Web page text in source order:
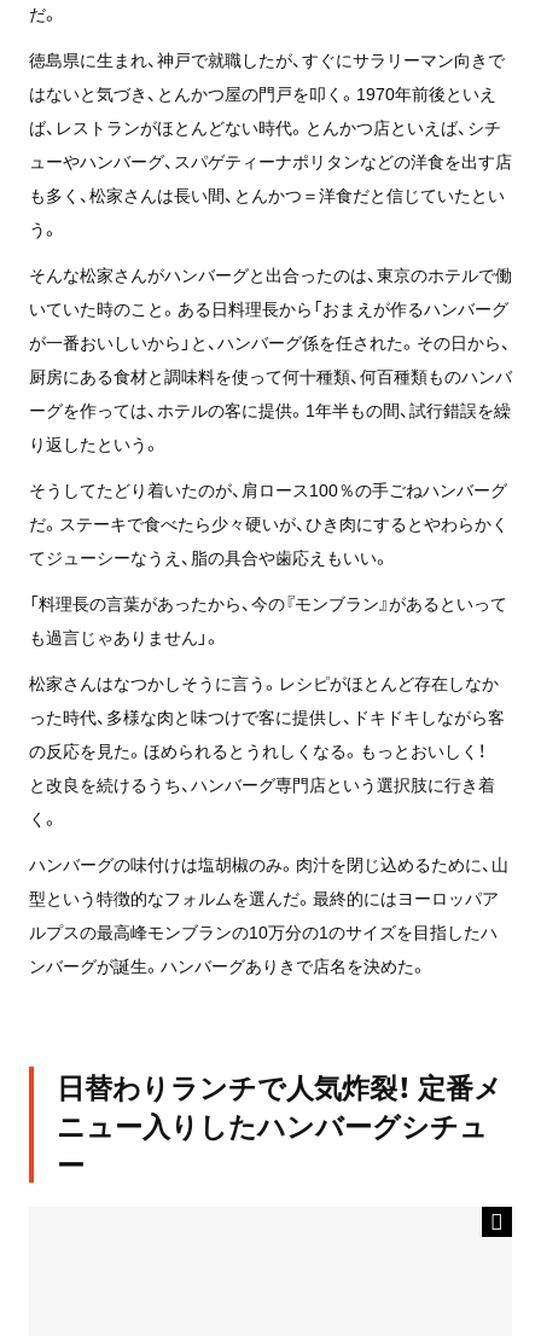
だ。
徳島県に生まれ、神戸で就職したが、すぐにサラリーマン向きで
はないと気づき、とんかつ屋の門戸を叩く。1970年前後といえ
ば、レストランがほとんどない時代。とんかつ店といえば、シチ
ューやハンバーグ、スパゲティーナポリタンなどの洋食を出す店
も多く、松家さんは長い間、とんかつ＝洋食だと信じていたとい
う。
そんな松家さんがハンバーグと出合ったのは、東京のホテルで働
いていた時のこと。ある日料理長から「おまえが作るハンバーグ
が一番おいしいから」と、ハンバーグ係を任された。その日から、
厨房にある食材と調味料を使って何十種類、何百種類ものハンバ
ーグを作っては、ホテルの客に提供。1年半もの間、試行錯誤を繰
り返したという。
そうしてたどり着いたのが、肩ロース100％の手ごねハンバーグ
だ。ステーキで食べたら少々硬いが、ひき肉にするとやわらかく
てジューシーなうえ、脂の具合や歯応えもいい。
「料理長の言葉があったから、今の『モンブラン』があるといって
も過言じゃありません」。
松家さんはなつかしそうに言う。レシピがほとんど存在しなか
った時代、多様な肉と味つけで客に提供し、ドキドキしながら客
の反応を見た。ほめられるとうれしくなる。もっとおいしく！
と改良を続けるうち、ハンバーグ専門店という選択肢に行き着
く。
ハンバーグの味付けは塩胡椒のみ。肉汁を閉じ込めるために、山
型という特徴的なフォルムを選んだ。最終的にはヨーロッパア
ルプスの最高峰モンブランの10万分の1のサイズを目指したハ
ンバーグが誕生。ハンバーグありきで店名を決めた。
日替わりランチで人気炸裂！ 定番メ
ニュー入りしたハンバーグシチュ
ー